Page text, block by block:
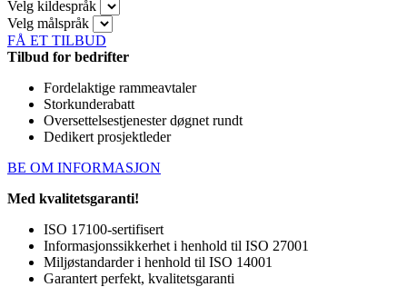
Velg kildespråk
Velg målspråk
FÅ ET TILBUD
Tilbud for bedrifter
Fordelaktige rammeavtaler
Storkunderabatt
Oversettelsestjenester døgnet rundt
Dedikert prosjektleder
BE OM INFORMASJON
Med kvalitetsgaranti!
ISO 17100-sertifisert
Informasjonssikkerhet i henhold til ISO 27001
Miljøstandarder i henhold til ISO 14001
Garantert perfekt, kvalitetsgaranti